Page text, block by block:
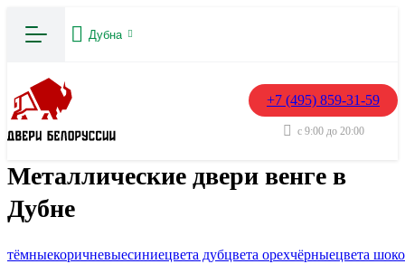
Дубна
+7 (495) 859-31-59
с 9:00 до 20:00
Металлические двери венге в
Дубне
тёмныекоричневыесиниецвета дубцвета орехчёрныецвета